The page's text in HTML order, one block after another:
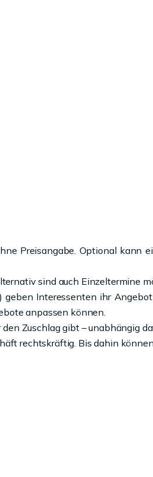
Preisangabe. Optional kann
sind auch Einzeltermine
Interessenten ihr
anpassen können.
Zuschlag gibt – unabhängig
rechtskräftig. Bis dahin